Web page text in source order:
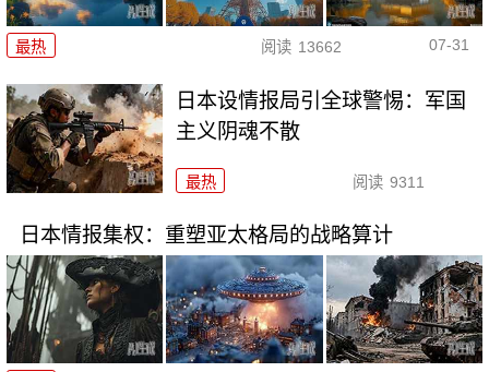
最热 阅读 13662 07-31
日本设情报局引全球警惕：军国
主义阴魂不散
最热 阅读 9311
日本情报集权：重塑亚太格局的战略算计